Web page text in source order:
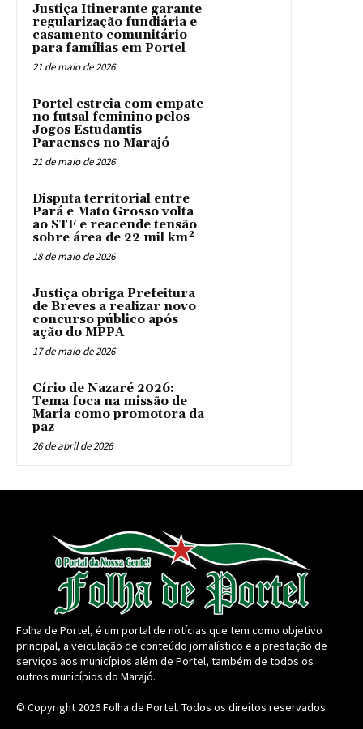
Justiça Itinerante garante
regularização fundiária e
casamento comunitário
para famílias em Portel
21 de maio de 2026
Portel estreia com empate
no futsal feminino pelos
Jogos Estudantis
Paraenses no Marajó
21 de maio de 2026
Disputa territorial entre
Pará e Mato Grosso volta
ao STF e reacende tensão
sobre área de 22 mil km²
18 de maio de 2026
Justiça obriga Prefeitura
de Breves a realizar novo
concurso público após
ação do MPPA
17 de maio de 2026
Círio de Nazaré 2026:
Tema foca na missão de
Maria como promotora da
paz
26 de abril de 2026
Folha de Portel, é um portal de notícias que tem como objetivo
principal, a veiculação de conteúdo jornalístico e a prestação de
serviços aos municípios além de Portel, também de todos os
outros municípios do Marajó.
© Copyright 2026Folha de Portel. Todos os direitos reservados